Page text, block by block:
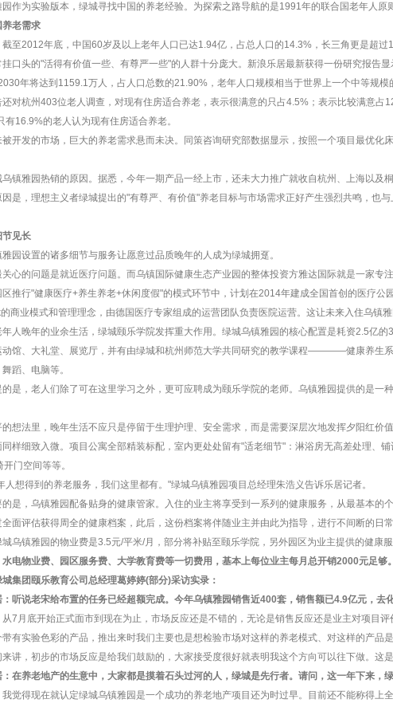
园作为实验版本，绿城寻找中国的养老经验。为探索之路导航的是1991年的联合国老年人原
老需求
至2012年底，中国60岁及以上老年人口已达1.94亿，占总人口的14.3%，长三角更是超过
挂口头的"活得有价值一些、有尊严一些"的人群十分庞大。新浪乐居最新获得一份研究报告
年将达到1159.1万人，占人口总数的21.90%，老年人口规模相当于世界上一个中等规模
对杭州403位老人调查，对现有住房适合养老，表示很满意的只占4.5%；表示比较满意
有16.9%的老人认为现有住房适合养老。
被开发的市场，巨大的养老需求悬而未决。同策咨询研究部数据显示，按照一个项目最优
镇雅园热销的原因。据悉，今年一期产品一经上市，还未大力推广就收自杭州、上海以及
是，理想主义者绿城提出的"有尊严、有价值"养老目标与市场需求正好产生强烈共鸣，也
节见长
园设置的诸多细节与服务让愿意过品质晚年的人成为绿城拥趸。
心的问题是就近医疗问题。而乌镇国际健康生态产业园的整体投资方雅达国际就是一家专
区推行"健康医疗+养生养老+休闲度假"的模式环节中，计划在2014年建成全国首创的医疗
商业模式和管理理念，由德国医疗专家组成的运营团队负责医院运营。这让未来入住乌镇雅
年人晚年的业余生活，绿城颐乐学院发挥重大作用。绿城乌镇雅园的核心配置是耗资2.5亿
动馆、大礼堂、展览厅，并有由绿城和杭州师范大学共同研究的教学课程————健康养生
蹈、电脑等。
是，老人们除了可在这里学习之外，更可应聘成为颐乐学院的老师。乌镇雅园提供的是
想法里，晚年生活不应只是停留于生理护理、安全需求，而是需要深层次地发挥夕阳红价
同样细致入微。项目公寓全部精装标配，室内更处处留有"适老细节"：淋浴房无高差处理、
门空间等等。
人想得到的养老服务，我们这里都有。"绿城乌镇雅园项目总经理朱浩义告诉乐居记者。
是，乌镇雅园配备贴身的健康管家。入住的业主将享受到一系列的健康服务，从最基本
面评估获得周全的健康档案，此后，这份档案将伴随业主并由此为指导，进行不间断的日
乌镇雅园的物业费是3.5元/平米/月，部分将补贴至颐乐学院，另外园区为业主提供的健康
电物业费、园区服务费、大学教育费等一切费用，基本上每位业主每月总开销2000元足够。
城集团颐乐教育公司总经理葛婷婷(部分)采访实录：
：听说老宋给布置的任务已经超额完成。今年乌镇雅园销售近400套，销售额已4.9亿元，
从7月底开始正式面市到现在为止，市场反应还是不错的，无论是销售反应还是业主对项目评
有实验色彩的产品，推出来时我们主要也是想检验市场对这样的养老模式、对这样的产品
讲，初步的市场反应是给我们鼓励的，大家接受度很好就表明我这个方向可以往下做。这
：在养老地产的生意中，大家都是摸着石头过河的人，绿城是先行者。请问，这一年下来，
我觉得现在就认定绿城乌镇雅园是一个成功的养老地产项目还为时过早。目前还不能称得上全